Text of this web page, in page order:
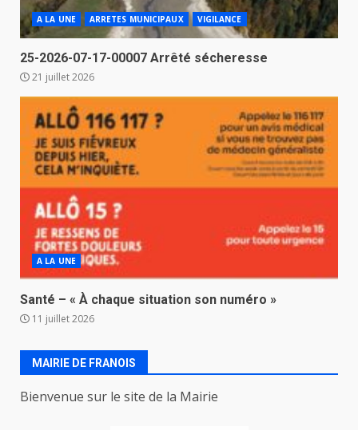
A LA UNE ARRETES MUNICIPAUX VIGILANCE
25-2026-07-17-00007 Arrêté sécheresse
21 juillet 2026
A LA UNE
Santé – « À chaque situation son numéro »
11 juillet 2026
MAIRIE DE FRANOIS
Bienvenue sur le site de la Mairie